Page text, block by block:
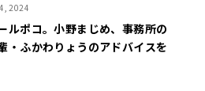
2024
ルポコ。小野まじめ、事務所の
・ふかわりょうのアドバイスを